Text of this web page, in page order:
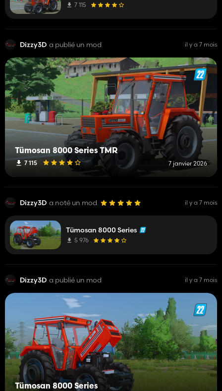
7 115
Dizzy3D a publié un mod il y a 7 mois
Tümosan 8000 Series TMR
7 115 7 janvier 2026
Dizzy3D a noté un mod il y a 7 mois
Tümosan 8000 Series
5 976
Dizzy3D a publié un mod il y a 7 mois
Tümosan 8000 Series